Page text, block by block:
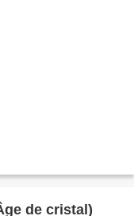
de cristal)